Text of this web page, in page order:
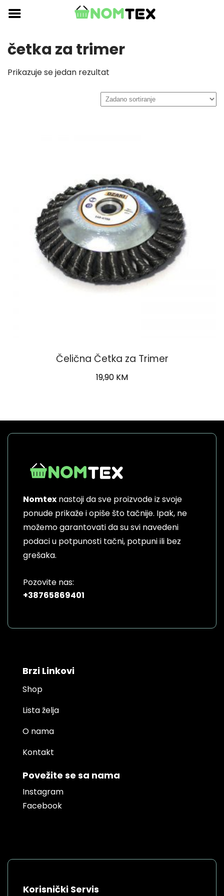
Skip
content
četka za trimer
Prikazuje se jedan rezultat
Čelična Četka za Trimer
19,90 KM
Nomtex nastoji da sve proizvode iz svoje
ponude prikaže i opiše što tačnije. Ipak, ne
možemo garantovati da su svi navedeni
podaci u potpunosti tačni, potpuni ili bez
grešaka.
Pozovite nas:
+38765869401
Brzi Linkovi
Shop
Lista želja
O nama
Kontakt
Povežite se sa nama
Instagram
Facebook
Korisnički Servis